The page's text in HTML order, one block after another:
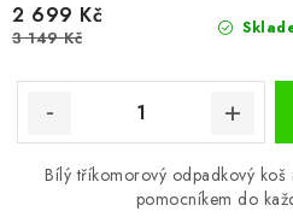
2 699 Kč
3 149 Kč
Bílý tříkomorový odpadkový
pomocníkem do